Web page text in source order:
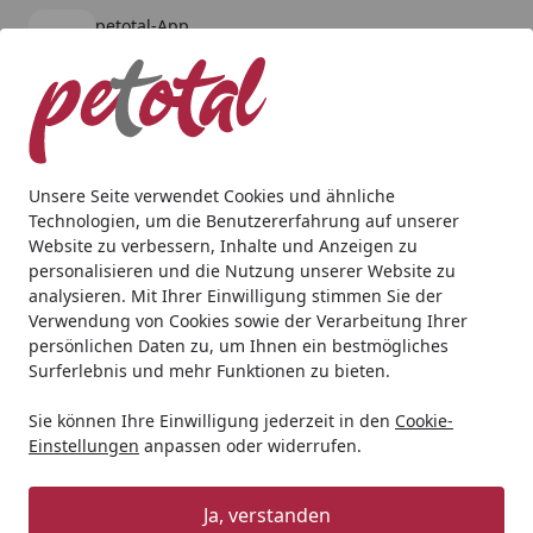
Unsere Seite verwendet Cookies und ähnliche
Technologien, um die Benutzererfahrung auf unserer
Website zu verbessern, Inhalte und Anzeigen zu
personalisieren und die Nutzung unserer Website zu
analysieren. Mit Ihrer Einwilligung stimmen Sie der
Verwendung von Cookies sowie der Verarbeitung Ihrer
persönlichen Daten zu, um Ihnen ein bestmögliches
Surferlebnis und mehr Funktionen zu bieten.
Sie können Ihre Einwilligung jederzeit in den Cookie-
Einstellungen anpassen oder widerrufen.
Ja, verstanden
petotal-App
kostenlos - Im App Store
Alle Produkte
Mein Konto
Suchen
Startseite
Aquaristik Aquarienfilter, Pumpen & Zubehör
JBL SymecPad II CristalProfi
e4/7/901-2